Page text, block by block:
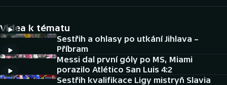
Tenis
Atletika
Cyklistika
DALŠÍ SPORTY
Videa k tématu
Sestřih a ohlasy po utkání Jihlava –
Příbram
Messi dal první góly po MS, Miami
porazilo Atlético San Luis 4:2
Sestřih kvalifikace Ligy mistryň Slavia